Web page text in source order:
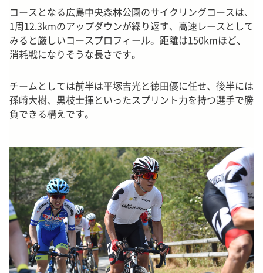
コースとなる広島中央森林公園のサイクリングコースは、
1周12.3kmのアップダウンが繰り返す、高速レースとして
みると厳しいコースプロフィール。距離は150kmほど、
消耗戦になりそうな長さです。
チームとしては前半は平塚吉光と徳田優に任せ、後半には
孫崎大樹、黒枝士揮といったスプリント力を持つ選手で勝
負できる構えです。